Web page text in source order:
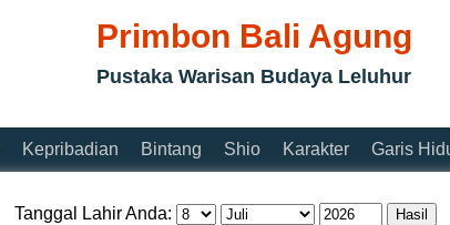
Primbon Bali Agung
Pustaka Warisan Budaya Leluhur
Kepribadian Bintang Shio Karakter Garis
Tanggal Lahir Anda: